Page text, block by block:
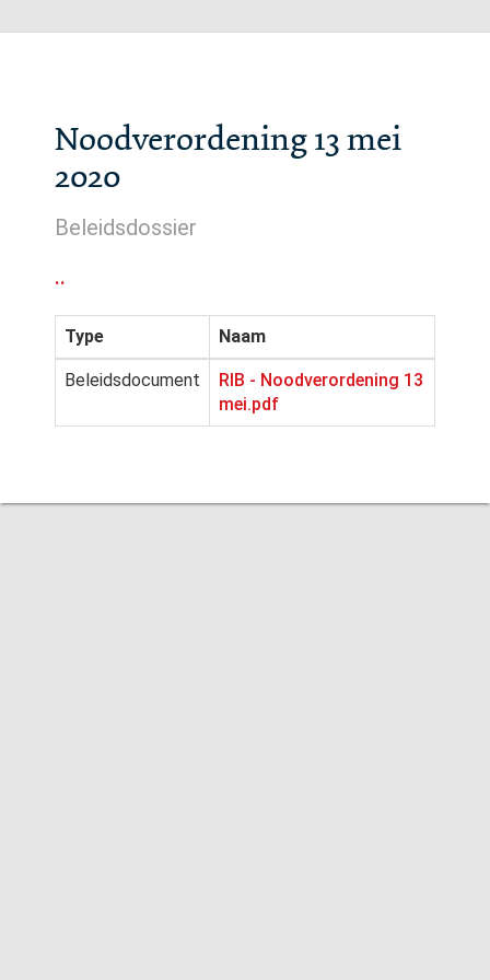
Noodverordening 13 mei
2020
Beleidsdossier
..
Type Naam
Beleidsdocument
RIB - Noodverordening 13
mei.pdf